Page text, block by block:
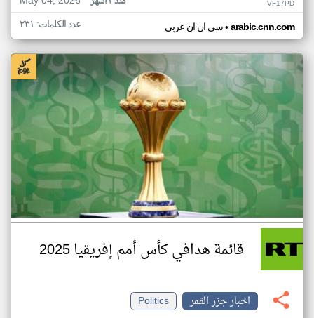
VF17PD
سي ان ان عربي• arabic.cnn.com عدد الكلمات: ٢٣١
قائمة هدافي كأس أمم إفريقيا 2025
اخبار جزر القمر
Politics